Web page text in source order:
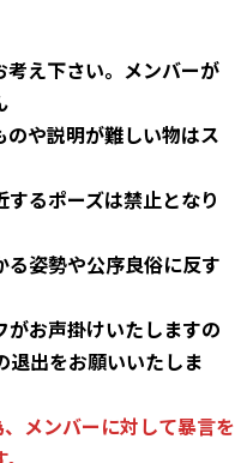
え下さい。メンバーが
や説明が難しい物はス
るポーズは禁止となり
姿勢や公序良俗に反す
お声掛けいたしますの
退出をお願いいたしま
メンバーに対して暴言を